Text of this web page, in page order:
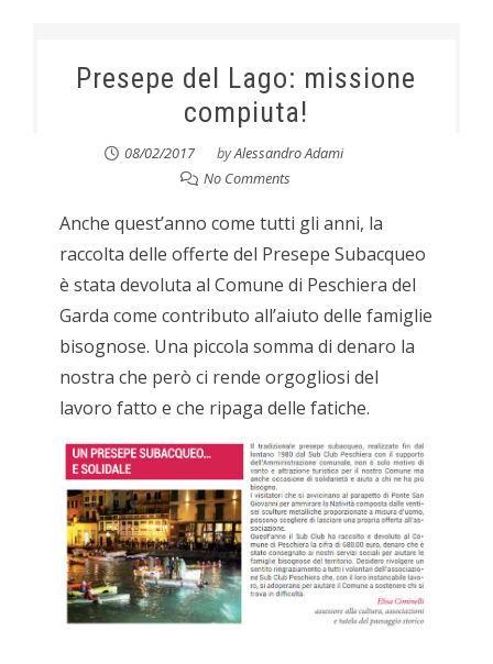
Presepe del Lago: missione
compiuta!
08/02/2017 byAlessandro Adami
No Comments
Anche quest’anno come tutti gli anni, la
raccolta delle offerte del Presepe Subacqueo
è stata devoluta al Comune di Peschiera del
Garda come contributo all’aiuto delle famiglie
bisognose. Una piccola somma di denaro la
nostra che però ci rende orgogliosi del
lavoro fatto e che ripaga delle fatiche.